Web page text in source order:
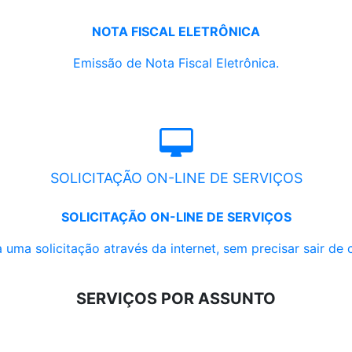
NOTA FISCAL ELETRÔNICA
Emissão de Nota Fiscal Eletrônica.
SOLICITAÇÃO ON-LINE DE SERVIÇOS
SOLICITAÇÃO ON-LINE DE SERVIÇOS
uma solicitação através da internet, sem precisar sair de
SERVIÇOS POR ASSUNTO